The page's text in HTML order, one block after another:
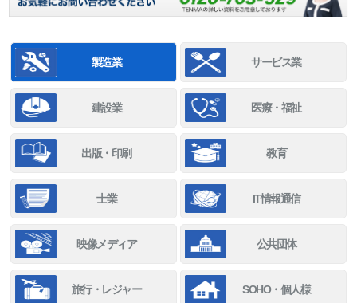
製造業 サービス業
建設業 医療・福祉
出版・印刷 教育
士業 IT情報通信
映像メディア 公共団体
旅行・レジャー SOHO・個人様